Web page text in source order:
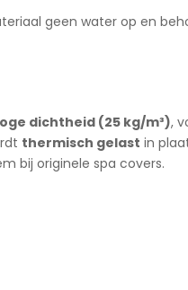
geen water op en
dichtheid (25 kg/m³),
thermisch gelast in
bij originele spa covers.